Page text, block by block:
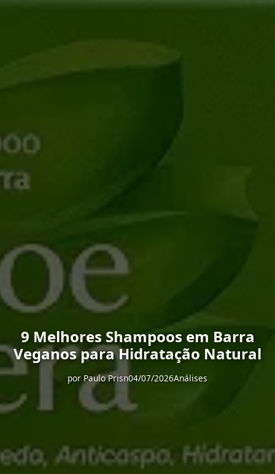
9 Melhores Shampoos em Barra
Veganos para Hidratação Natural
por Paulo Prisn04/07/2026Análises